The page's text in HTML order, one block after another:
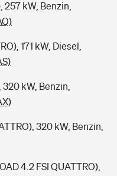
257 kW, Benzin,
171 kW, Diesel,
kW, Benzin,
320 kW, Benzin,
4.2 FSI QUATTRO),